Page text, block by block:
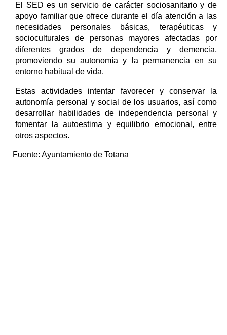
El SED es un servicio de carácter sociosanitario y de
apoyo familiar que ofrece durante el día atención a las
necesidades personales básicas, terapéuticas y
socioculturales de personas mayores afectadas por
diferentes grados de dependencia y demencia,
promoviendo su autonomía y la permanencia en su
entorno habitual de vida.
Estas actividades intentar favorecer y conservar la
autonomía personal y social de los usuarios, así como
desarrollar habilidades de independencia personal y
fomentar la autoestima y equilibrio emocional, entre
otros aspectos.
Fuente: Ayuntamiento de Totana